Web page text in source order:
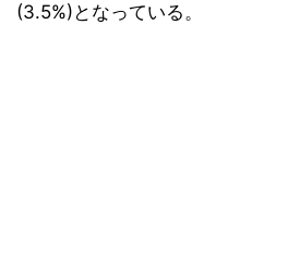
(3.5%)となっている。